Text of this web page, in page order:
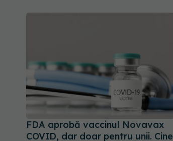
FDA aprobă vaccinul Novavax
COVID, dar doar pentru unii. Cine